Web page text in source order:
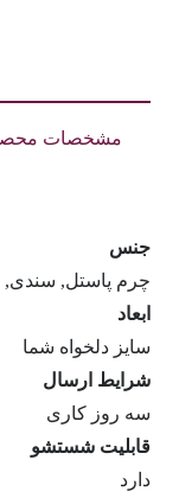
مشخصات
جنس
چرم پاستل, سندی,
ابعاد
سایز دلخواه شما
شرایط ارسال
سه روز کاری
قابلیت شستشو
دارد